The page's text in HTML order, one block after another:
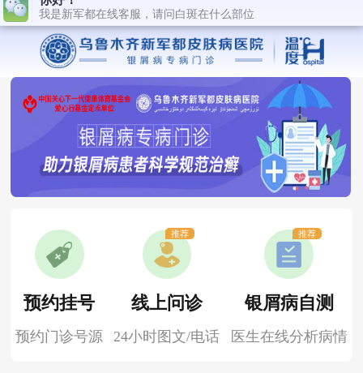
预约挂号
预约门诊号源
线上问诊
24小时图文/电话
推荐
银屑病自测
医生在线分析病情
推荐